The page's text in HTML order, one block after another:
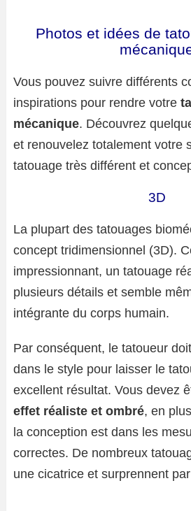
Photos et idées de
Vous pouvez suivre différents
inspirations pour rendre votre
mécanique. Découvrez
et renouvelez totalement votre
tatouage très différent et
3D
La plupart des tatouages
concept tridimensionnel (3D).
impressionnant, un tatouage
plusieurs détails et semble
intégrante du corps humain.
Par conséquent, le tatoueur
dans le style pour laisser le
excellent résultat. Vous devez
effet réaliste et ombré, en
la conception est dans les
correctes. De nombreux
une cicatrice et surprennent